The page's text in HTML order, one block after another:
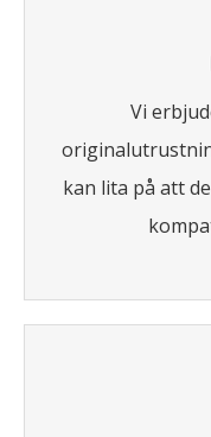
Vi
kan lita på att